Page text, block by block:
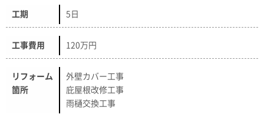
工期 5日
工事費用 120万円
リフォーム
箇所
外壁カバー工事
庇屋根改修工事
雨樋交換工事